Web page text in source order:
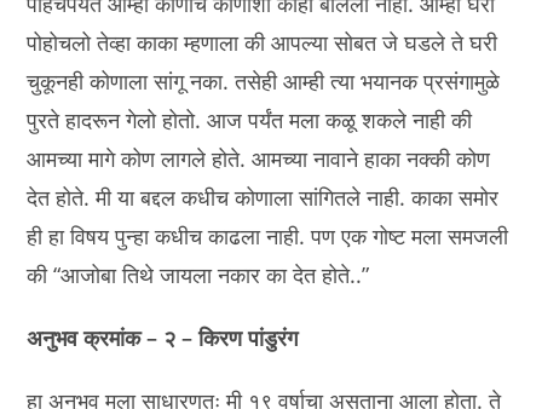
पोहोचलो तेव्हा काका म्हणाला की आपल्या सोबत जे घडले ते घरी
चुकूनही कोणाला सांगू नका. तसेही आम्ही त्या भयानक प्रसंगामुळे
पुरते हादरून गेलो होतो. आज पर्यंत मला कळू शकले नाही की
आमच्या मागे कोण लागले होते. आमच्या नावाने हाका नक्की कोण
देत होते. मी या बद्दल कधीच कोणाला सांगितले नाही. काका समोर
ही हा विषय पुन्हा कधीच काढला नाही. पण एक गोष्ट मला समजली
की “आजोबा तिथे जायला नकार का देत होते..”
अनुभव क्रमांक – २ – किरण पांडुरंग
हा अनुभव मला साधारणतः मी १९ वर्षाचा असताना आला होता. ते